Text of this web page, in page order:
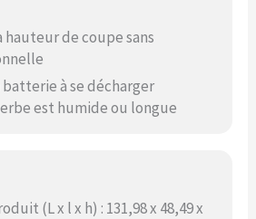
de coupe sans
à se décharger
est humide ou longue
(L x l x h) : 131,98 x 48,49 x